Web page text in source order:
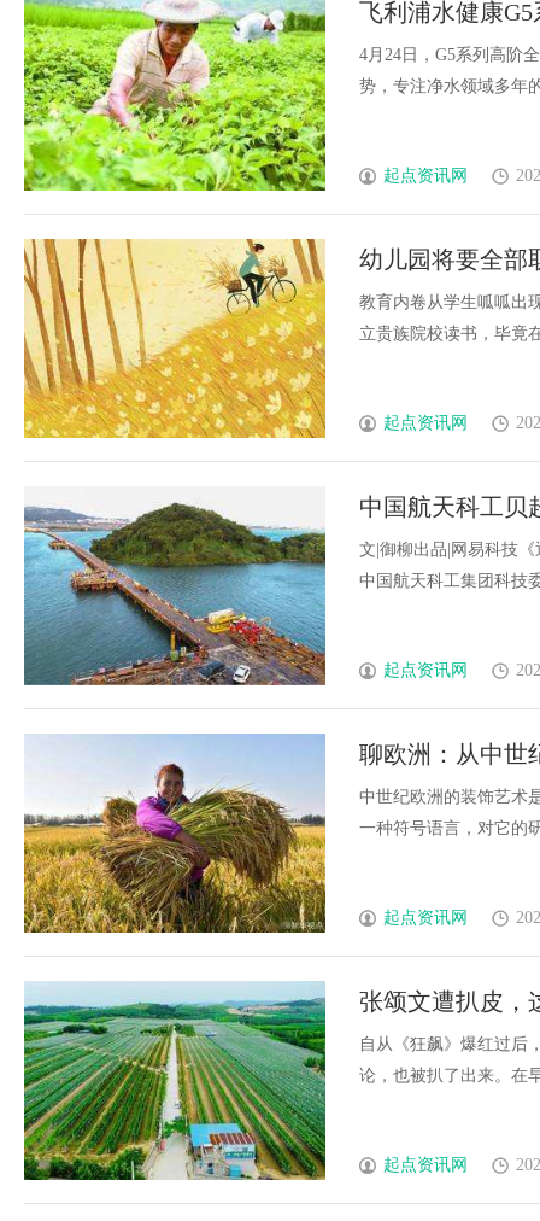
飞利浦水健康
高端净水体验
4月24日，G5系列高阶
势，专注净水领域多年
起点资讯网
幼儿园将要全部
正式回应
教育内卷从学生呱呱出
立贵族院校读书，毕竟
起点资讯网
中国航天科工贝
文|御柳出品|网易科技
中国航天科工集团科技
起点资讯网
聊欧洲：从中世
中世纪欧洲的装饰艺术
一种符号语言，对它的
起点资讯网
张颂文遭扒皮，
被捅破了
自从《狂飙》爆红过后
论，也被扒了出来。在
起点资讯网